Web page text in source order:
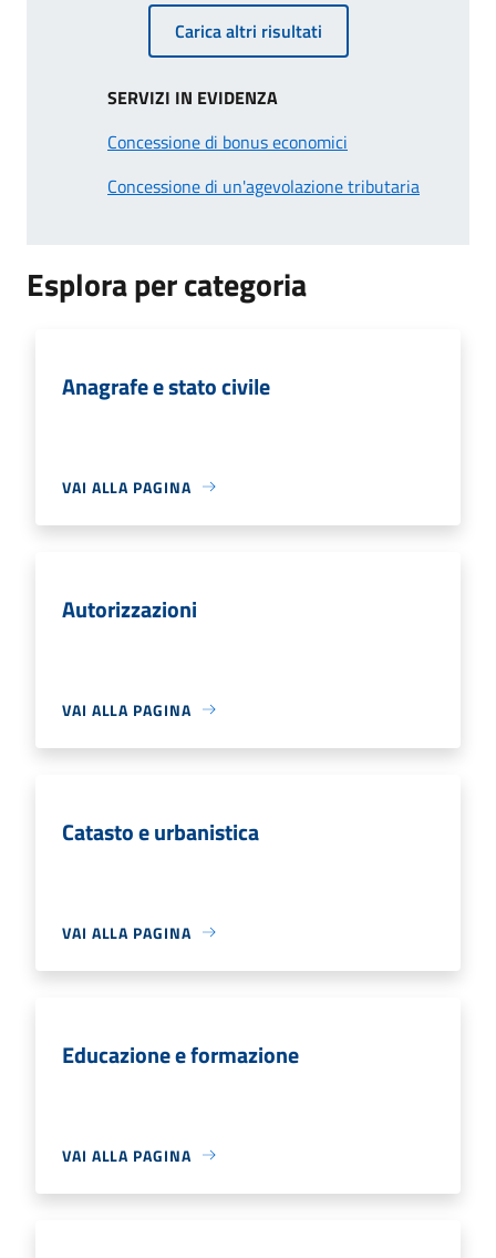
Carica altri risultati
SERVIZI IN EVIDENZA
Concessione di bonus economici
Concessione di un'agevolazione tributaria
Esplora per categoria
Anagrafe e stato civile
VAI ALLA PAGINA
Autorizzazioni
VAI ALLA PAGINA
Catasto e urbanistica
VAI ALLA PAGINA
Educazione e formazione
VAI ALLA PAGINA